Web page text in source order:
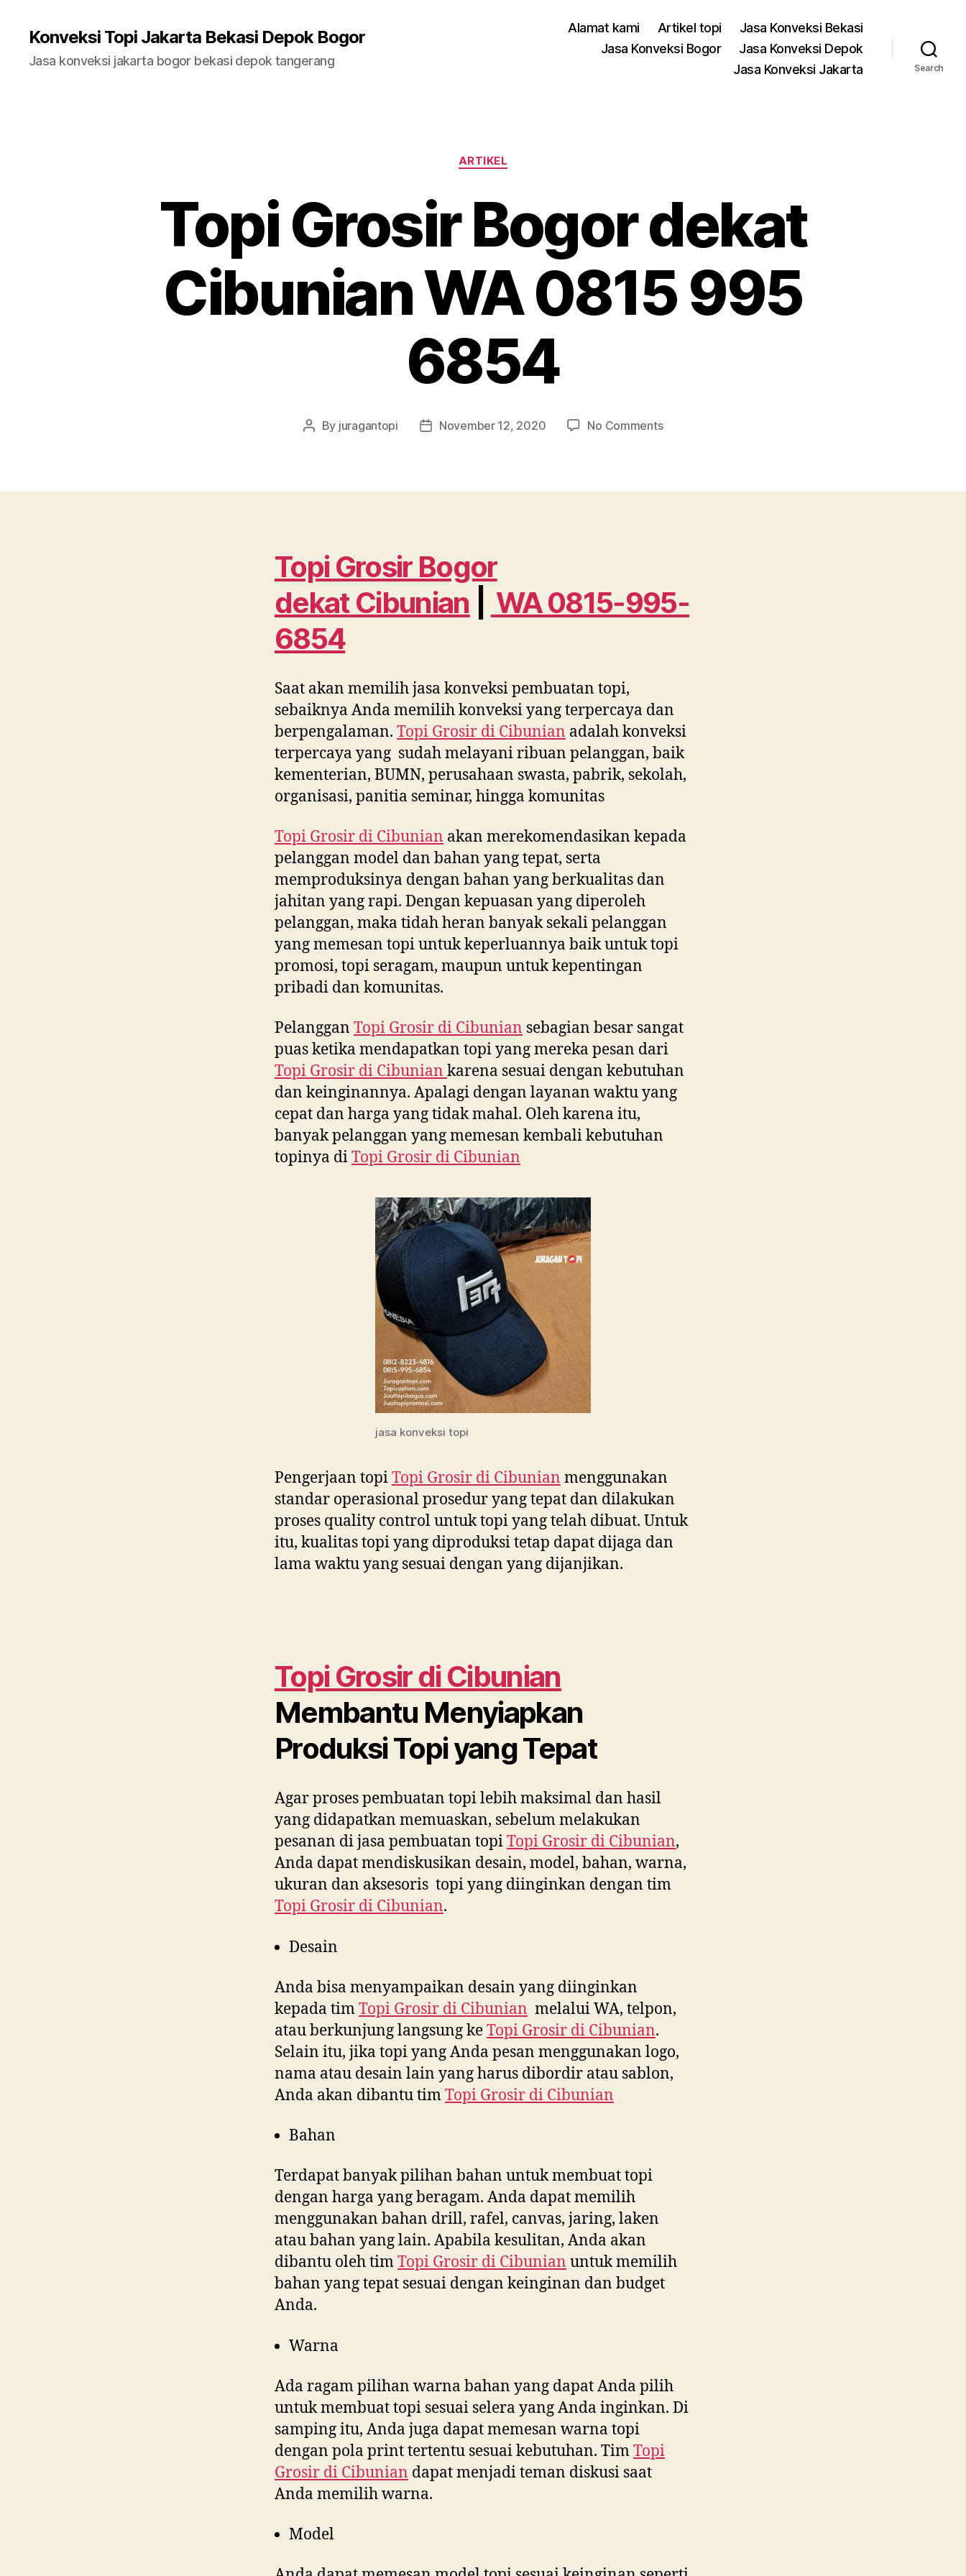
Konveksi Topi Jakarta Bekasi Depok Bogor
Jasa konveksi jakarta bogor bekasi depok tangerang
Alamat kami Artikel topi
Jasa Konveksi Bekasi
Jasa Konveksi Bogor
Jasa Konveksi Depok
Jasa Konveksi Jakarta
Search
Categories
ARTIKEL
Topi Grosir Bogor dekat
Cibunian WA 0815 995
6854
Post
By juragantopi
PostNovember 12, 2020 No Commentson
dekat
Topi Grosir Bogor
dekatCibunian
WA 0815-995-
6854
Saat akan memilih jasa konveksi pembuatan topi,
sebaiknya Anda memilih konveksi yang terpercaya dan
berpengalaman. Topi Grosir di Cibunian adalah konveksi
terpercaya yang sudah melayani ribuan pelanggan, baik
kementerian, BUMN, perusahaan swasta, pabrik, sekolah,
organisasi, panitia seminar, hingga komunitas
Topi Grosir di Cibunian akan merekomendasikan kepada
pelanggan model dan bahan yang tepat, serta
memproduksinya dengan bahan yang berkualitas dan
jahitan yang rapi. Dengan kepuasan yang diperoleh
pelanggan, maka tidah heran banyak sekali pelanggan
yang memesan topi untuk keperluannya baik untuk topi
promosi, topi seragam, maupun untuk kepentingan
pribadi dan komunitas.
Pelanggan Topi Grosir di Cibunian sebagian besar sangat
puas ketika mendapatkan topi yang mereka pesan dari
Topi Grosir di Cibunian karena sesuai dengan kebutuhan
dan keinginannya. Apalagi dengan layanan waktu yang
cepat dan harga yang tidak mahal. Oleh karena itu,
banyak pelanggan yang memesan kembali kebutuhan
topinya diTopi Grosir di Cibunian
jasa konveksi topi
Pengerjaan topiTopi Grosir di Cibunian menggunakan
standar operasional prosedur yang tepat dan dilakukan
proses quality control untuk topi yang telah dibuat. Untuk
itu, kualitas topi yang diproduksi tetap dapat dijaga dan
lama waktu yang sesuai dengan yang dijanjikan.
Topi Grosir diCibunian
Membantu Menyiapkan
Produksi Topi yang Tepat
Agar proses pembuatan topi lebih maksimal dan hasil
yang didapatkan memuaskan, sebelum melakukan
pesanan di jasa pembuatan topiTopi Grosir di Cibunian,
Anda dapat mendiskusikan desain, model, bahan, warna,
ukuran dan aksesoris topi yang diinginkan dengan tim
Topi Grosir di Cibunian.
Desain
Anda bisa menyampaikan desain yang diinginkan
kepada timTopi Grosir di Cibunian melalui WA, telpon,
atau berkunjung langsung keTopi Grosir di Cibunian.
Selain itu, jika topi yang Anda pesan menggunakan logo,
nama atau desain lain yang harus dibordir atau sablon,
Anda akan dibantu timTopi Grosir di Cibunian
Bahan
Terdapat banyak pilihan bahan untuk membuat topi
dengan harga yang beragam. Anda dapat memilih
menggunakan bahan drill, rafel, canvas, jaring, laken
atau bahan yang lain. Apabila kesulitan, Anda akan
dibantu oleh timTopi Grosir di Cibunian untuk memilih
bahan yang tepat sesuai dengan keinginan dan budget
Anda.
Warna
Ada ragam pilihan warna bahan yang dapat Anda pilih
untuk membuat topi sesuai selera yang Anda inginkan. Di
samping itu, Anda juga dapat memesan warna topi
dengan pola print tertentu sesuai kebutuhan. TimTopi
Grosir di Cibunian dapat menjadi teman diskusi saat
Anda memilih warna.
Model